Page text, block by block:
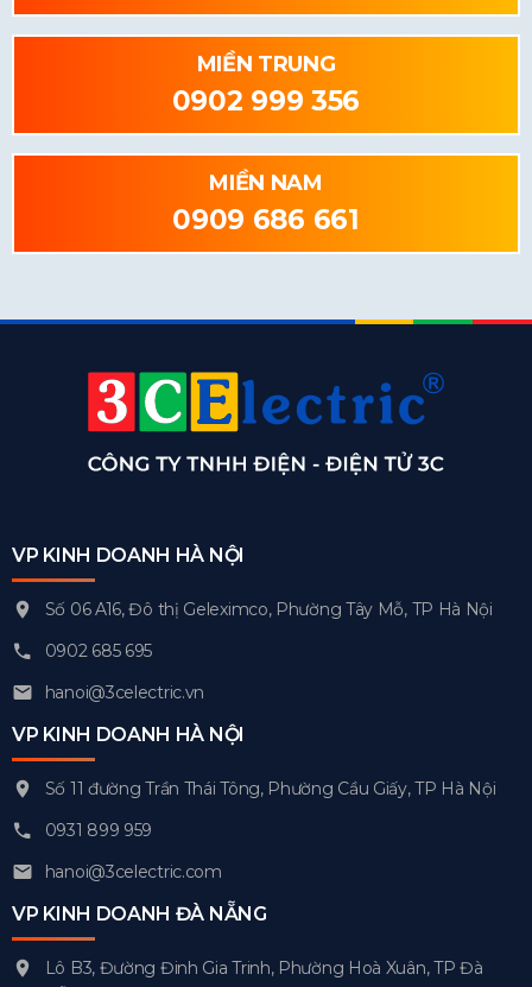
MIỀN TRUNG
0902 999 356
MIỀN NAM
0909 686 661
VP KINH DOANH HÀ NỘI
Số 06 A16, Đô thị Geleximco, Phường Tây Mỗ, TP Hà Nội
0902 685 695
hanoi@3celectric.vn
VP KINH DOANH HÀ NỘI
Số 11 đường Trần Thái Tông, Phường Cầu Giấy, TP Hà Nội
0931 899 959
hanoi@3celectric.com
VP KINH DOANH ĐÀ NẴNG
Lô B3, Đường Đinh Gia Trinh, Phường Hoà Xuân, TP Đà